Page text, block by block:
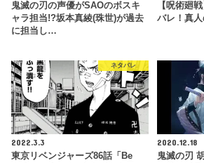
鬼滅の刃の声優がSAOのボスキ
ャラ担当!?坂本真綾(珠世)が過去
に担当し…
【呪術廻
バレ！真
ネタバレ
2022.3.3
東京リベンジャーズ86話「Be
2020.12.18
鬼滅の刃